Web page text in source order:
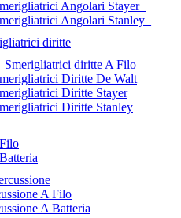
Angolari Stayer_
Angolari Stanley_
diritte
Smerigliatrici diritte A Filo
Diritte De Walt
Diritte Stayer
Diritte Stanley
A Filo
A Batteria